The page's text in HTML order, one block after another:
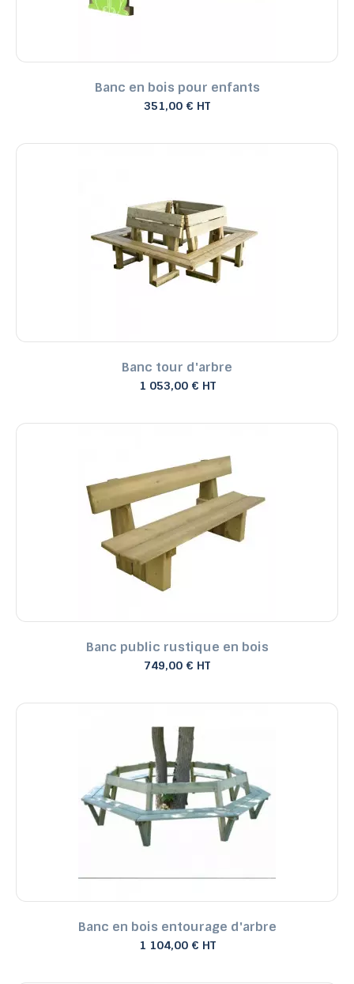
Banc en bois pour enfants
351,00 € HT
Banc tour d'arbre
1 053,00 € HT
Banc public rustique en bois
749,00 € HT
Banc en bois entourage d'arbre
1 104,00 € HT